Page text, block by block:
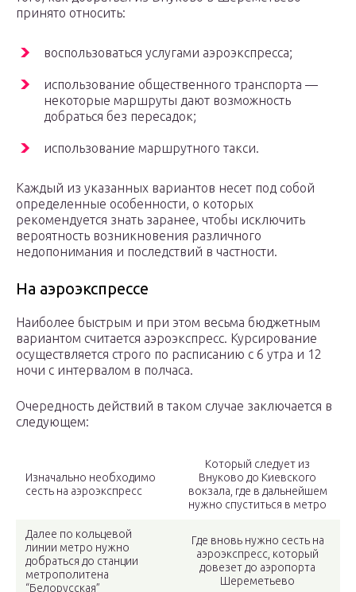
принято относить:
воспользоваться услугами аэроэкспресса;
использование общественного транспорта —
некоторые маршруты дают возможность
добраться без пересадок;
использование маршрутного такси.
Каждый из указанных вариантов несет под собой
определенные особенности, о которых
рекомендуется знать заранее, чтобы исключить
вероятность возникновения различного
недопонимания и последствий в частности.
На аэроэкспрессе
Наиболее быстрым и при этом весьма бюджетным
вариантом считается аэроэкспресс. Курсирование
осуществляется строго по расписанию с 6 утра и 12
ночи с интервалом в полчаса.
Очередность действий в таком случае заключается в
следующем:
Изначально необходимо
сесть на аэроэкспресс
Который следует из
Внуково до Киевского
вокзала, где в дальнейшем
нужно спуститься в метро
Далее по кольцевой
линии метро нужно
добраться до станции
метрополитена
“Белорусская”
Где вновь нужно сесть на
аэроэкспресс, который
довезет до аэропорта
Шереметьево